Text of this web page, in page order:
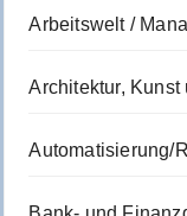
Arbeitswelt /
Architektur, Kunst
Automatisierung/